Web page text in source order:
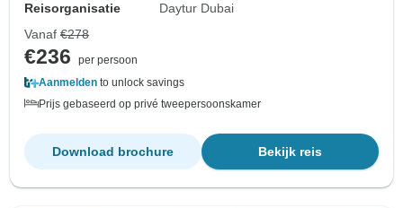
Reisorganisatie
Daytur Dubai
Vanaf €278
€236
per persoon
Aanmelden to unlock savings
Prijs gebaseerd op privé tweepersoonskamer
Bekijk reis
Download brochure